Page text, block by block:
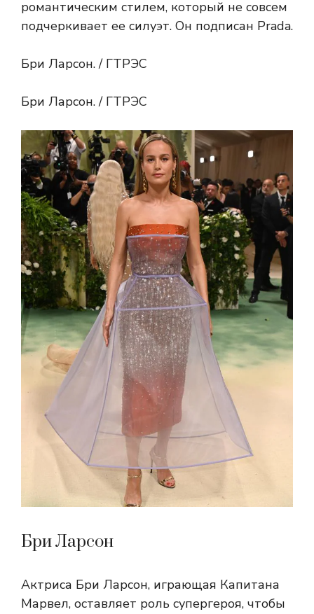
романтическим стилем, который не совсем
подчеркивает ее силуэт. Он подписан Prada.
Бри Ларсон. / ГТРЭС
Бри Ларсон. / ГТРЭС
Бри Ларсон
Актриса Бри Ларсон, играющая Капитана
Марвел, оставляет роль супергероя, чтобы